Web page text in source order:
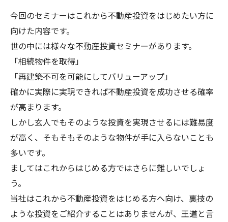
今回のセミナーはこれから不動産投資をはじめたい方に
向けた内容です。
世の中には様々な不動産投資セミナーがあります。
「相続物件を取得」
「再建築不可を可能にしてバリューアップ」
確かに実際に実現できれば不動産投資を成功させる確率
が高まります。
しかし玄人でもそのような投資を実現させるには難易度
が高く、そもそもそのような物件が手に入らないことも
多いです。
ましてはこれからはじめる方ではさらに難しいでしょ
う。
当社はこれから不動産投資をはじめる方へ向け、裏技の
ような投資をご紹介することはありませんが、王道と言